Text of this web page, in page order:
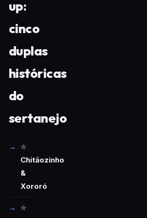
up:
cinco
duplas
históricas
do
sertanejo
✮
Chitãozinho
&
Xororó
✮